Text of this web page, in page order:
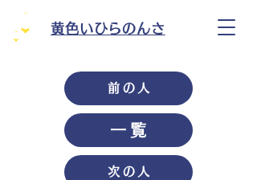
黄色いひらのんさ
前の人
一覧
次の人